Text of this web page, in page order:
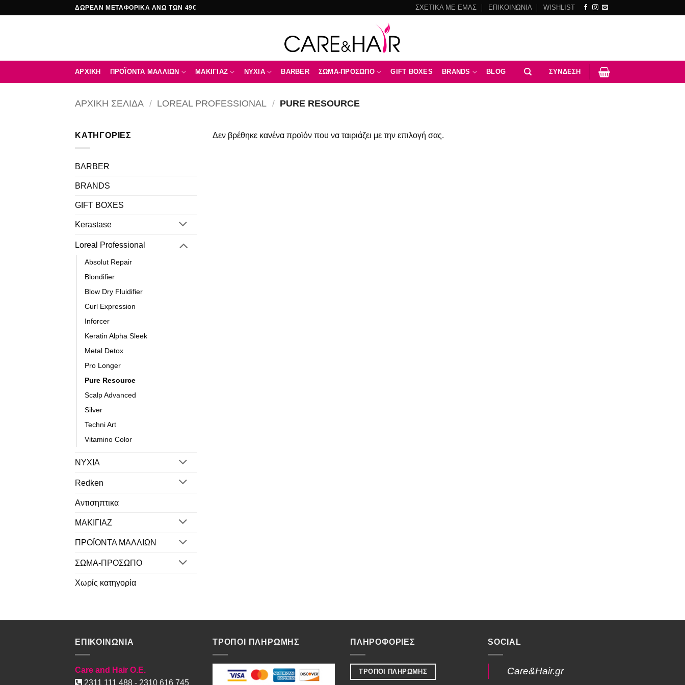
ΔΩΡΕΑΝ ΜΕΤΑΦΟΡΙΚΑ ΑΝΩ ΤΩΝ 49€ ΣΧΕΤΙΚΑ ΜΕ ΕΜΑΣ ΕΠΙΚΟΙΝΩΝΙΑ WISHLIST
ΑΡΧΙΚΉ ΠΡΟΪΟΝΤΑ ΜΑΛΛΙΩΝ ΜΑΚΙΓΙΑΖ NYXIA BARBER ΣΩΜΑ-ΠΡΟΣΩΠΟ GIFT BOXES BRANDS BLOG ΣΎΝΔΕΣΗ
ΑΡΧΙΚΉ ΣΕΛΊΔΑ / LOREAL PROFESSIONAL / PURE RESOURCE
ΚΑΤΗΓΟΡΙΕΣ
BARBER
BRANDS
GIFT BOXES
Kerastase
Loreal Professional
Absolut Repair
Blondifier
Blow Dry Fluidifier
Curl Expression
Inforcer
Keratin Alpha Sleek
Metal Detox
Pro Longer
Pure Resource
Scalp Advanced
Silver
Techni Art
Vitamino Color
NYXIA
Redken
Αντισηπτικα
ΜΑΚΙΓΙΑΖ
ΠΡΟΪΟΝΤΑ ΜΑΛΛΙΩΝ
ΣΩΜΑ-ΠΡΟΣΩΠΟ
Χωρίς κατηγορία
Δεν βρέθηκε κανένα προϊόν που να ταιριάζει με την επιλογή σας.
ΕΠΙΚΟΙΝΩΝΙΑ
Care and Hair O.E.
2311 111 488 - 2310 616 745
ΤΡΟΠΟΙ ΠΛΗΡΩΜΗΣ ΠΛΗΡΟΦΟΡΙΕΣ
ΤΡΟΠΟΙ ΠΛΗΡΩΜΗΣ
SOCIAL
Care&Hair.gr